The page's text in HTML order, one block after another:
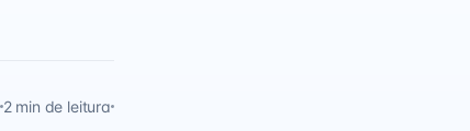
2 min de leitura